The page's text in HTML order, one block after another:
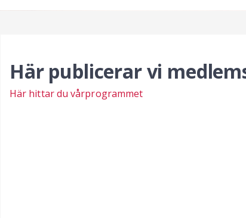
Här publicerar vi
Här hittar du vårprogrammet